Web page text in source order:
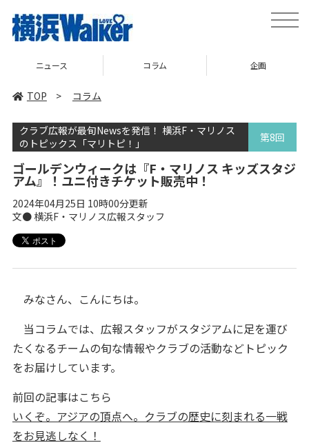
toggle
コラム 企画 TOP
TOP > コラム
クラブ広報が最旬Newsを発信！ 横浜F・マリノス
のトピックス「マリトピ！」
第8回
ゴールデンウィークは『F・マリノス キッズスタジ
アム』！ユニ付きチケット販売中！
2024年04月25日 10時00分更新
文● 横浜F・マリノス広報スタッフ
みなさん、こんにちは。
当コラムでは、広報スタッフがスタジアムに足を運び
たくなるチームの旬な情報やクラブの活動などトピック
をお届けしています。
前回の記事はこちら
いくぞ。アジアの頂点へ。クラブの歴史に刻まれる一戦
をお見逃しなく！